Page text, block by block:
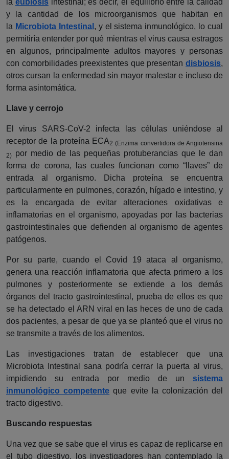
la eubiosisintestinal; es decir, el equilibrio entre la calidad
y la cantidad de los microorganismos que habitan en
la Microbiota Intestinal , y el sistema inmunológico, lo cual
permitiría entender por qué mientras el virus causa estragos
en algunos, principalmente adultos mayores y personas
con comorbilidades preexistentes que presentan disbiosis,
otros cursan la enfermedad sin mayor malestar e incluso de
forma asintomática.
Llave y cerrojo
El virus SARS-CoV-2 infecta las células uniéndose al
receptor de la proteína ECA2 (Enzima convertidora de Angiotensina
2) por medio de las pequeñas protuberancias que le dan
forma de corona, las cuales funcionan como “llaves” de
entrada al organismo. Dicha proteína se encuentra
particularmente en pulmones, corazón, hígado e intestino, y
es la encargada de evitar alteraciones oxidativas e
inflamatorias en el organismo, apoyadas por las bacterias
gastrointestinales que defienden al organismo de agentes
patógenos.
Por su parte, cuando el Covid 19 ataca al organismo,
genera una reacción inflamatoria que afecta primero a los
pulmones y posteriormente se extiende a los demás
órganos del tracto gastrointestinal, prueba de ellos es que
se ha detectado el ARN viral en las heces de uno de cada
dos pacientes, a pesar de que ya se planteó que el virus no
se transmite a través de los alimentos.
Las investigaciones tratan de establecer que una
Microbiota Intestinal sana podría cerrar la puerta al virus,
impidiendo su entrada por medio de un sistema
inmunológico competente que evite la colonización del
tracto digestivo.
Buscando respuestas
Una vez que se sabe que el virus es capaz de replicarse en
el tubo digestivo, los investigadores han contemplado la